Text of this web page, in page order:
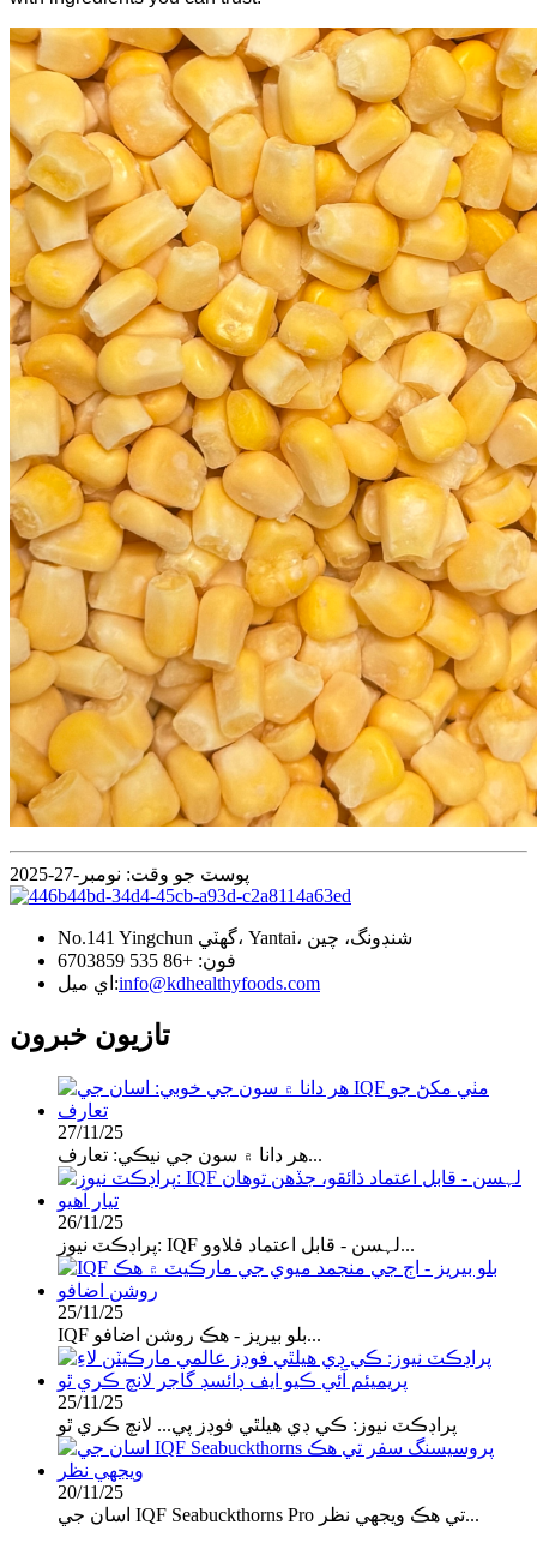
پوسٽ جو وقت: نومبر-27-2025
No.141 Yingchun گهٽي، Yantai، شنڊونگ، چين
فون: +86 535 6703859
اي ميل:info@kdhealthyfoods.com
تازيون خبرون
27/11/25
هر دانا ۾ سون جي نيڪي: تعارف...
26/11/25
پراڊڪٽ نيوز: IQF لہسن - قابل اعتماد فلاوو...
25/11/25
IQF بلو بيريز - هڪ روشن اضافو...
25/11/25
پراڊڪٽ نيوز: ڪي ڊي هيلٿي فوڊز پي... لانچ ڪري ٿو
20/11/25
اسان جي IQF Seabuckthorns Pro تي هڪ ويجهي نظر...